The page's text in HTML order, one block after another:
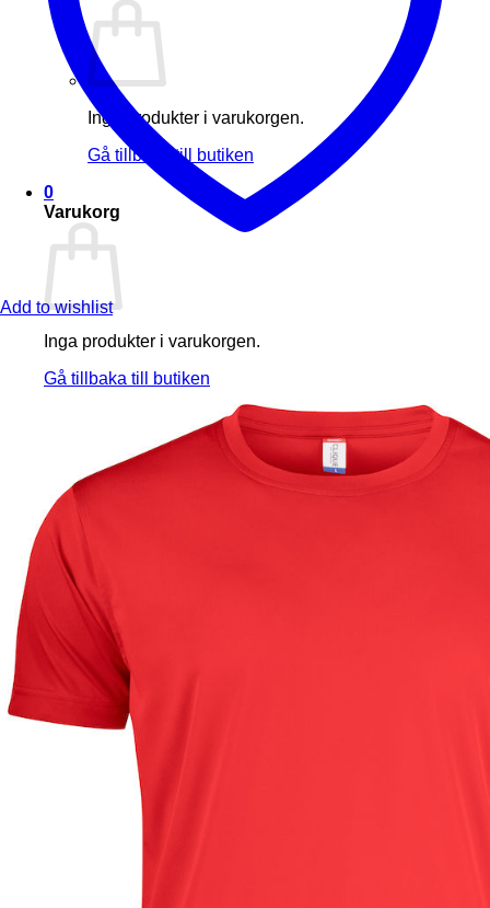
Inga produkter i varukorgen.
Gå tillbaka till butiken
0
Varukorg
Inga produkter i varukorgen.
Gå tillbaka till butiken
Add to wishlist